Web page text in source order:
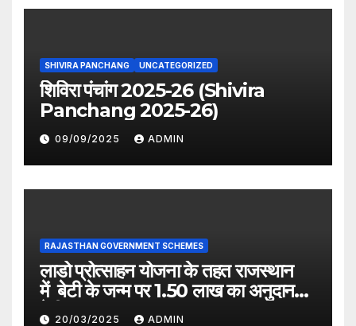
SHIVIRA PANCHANG UNCATEGORIZED
शिविरा पंचांग 2025-26 (Shivira
Panchang 2025-26)
09/09/2025 ADMIN
RAJASTHAN GOVERNMENT SCHEMES
लाडो प्रोत्साहन योजना के तहत राजस्थान
में बेटी के जन्म पर 1.50 लाख का अनुदान
देगी सरकार
20/03/2025 ADMIN